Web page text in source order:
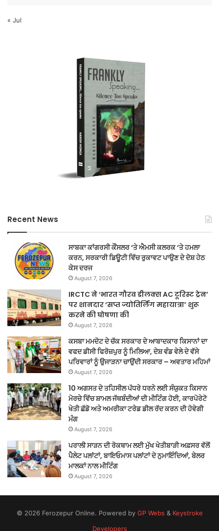
« Jul
Recent News
ਸਾਬਕਾ ਕਾਂਗਰਸੀ ਕੌਂਸਲਰ ‘ਤੇ ਐਮਸੀ ਕਲਰਕ ‘ਤੇ ਹਮਲਾ
ਕਰਨ, ਸਰਕਾਰੀ ਡਿਊਟੀ ਵਿੱਚ ਰੁਕਾਵਟ ਪਾਉਣ ਦੇ ਦੋਸ਼ ਹੇਠ
ਕੇਸ ਦਰਜ
August 7, 2026
IRCTC ने ‘भारत गौरव डीलक्स AC टूरिस्ट ट्रेन’
पर शानदार ‘सप्त ज्योतिर्लिंग महायात्रा’ शुरू
करने की घोषणा की
August 7, 2026
ਕਸਬਾ ਮਮਦੋਟ ਦੇ ਚੱਕ ਸਰਕਾਰ ਦੇ ਆਬਾਦਕਾਰ ਕਿਸਾਨਾਂ ਦਾ
ਵਫਦ ਡੀਸੀ ਫਿਰੋਜ਼ਪੁਰ ਨੂੰ ਮਿਲਿਆ, ਦੇਸ਼ ਵੰਡ ਵੇਲੇ ਦੇ ਵੱਸੇ
ਪਰਿਵਾਰਾਂ ਨੂੰ ਉਜਾੜਨਾ ਚਾਉਂਦੀ ਸਰਕਾਰ – ਅਵਤਾਰ ਮਹਿਮਾਂ
August 7, 2026
10 ਅਗਸਤ ਦੇ ਤਹਿਸੀਲ ਪੱਧਰੇ ਧਰਨੇ ਲਈ ਸੰਯੁਕਤ ਕਿਸਾਨ
ਮੋਰਚੇ ਵਿੱਚ ਸ਼ਾਮਲ ਜੱਥਬੰਦੀਆਂ ਦੀ ਮੀਟਿੰਗ ਹੋਈ, ਕਾਰਪੋਰੇਟੋ
ਖੇਤੀ ਛੱਡੋ ਅਤੇ ਅਮਰੀਕਾ ਟਰੇਡ ਡੀਲ ਰੱਦ ਕਰਨ ਦੀ ਹੋਵੇਗੀ
ਮੰਗ
August 7, 2026
ਪਰਾਲੀ ਸਾੜਨ ਦੀ ਰੋਕਥਾਮ ਲਈ ਮੁੱਖ ਖੇਤੀਬਾੜੀ ਅਫ਼ਸਰ ਵੱਲੋਂ
ਪੈਲੇਟ ਪਲਾਂਟਾਂ, ਬਾਇਓਮਾਸ ਪਲਾਂਟਾਂ ਦੇ ਨੁਮਾਇੰਦਿਆਂ, ਬੇਲਰ
ਮਾਲਕਾਂ ਨਾਲ ਮੀਟਿੰਗ
August 7, 2026
© 2026 Ferozepur Online. Powered by GP Webs & Keystroke
Developers